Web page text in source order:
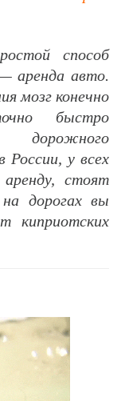
способ
аренда авто.
мозг конечно
быстро
дорожного
у всех
стоят
дорогах вы
киприотских